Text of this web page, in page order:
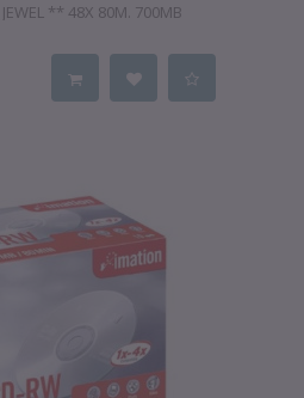
** 48X 80M. 700MB